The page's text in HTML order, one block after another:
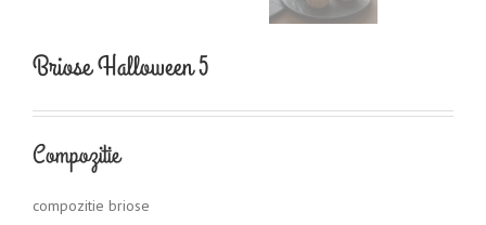
Briose Halloween 5
Compozitie
compozitie briose